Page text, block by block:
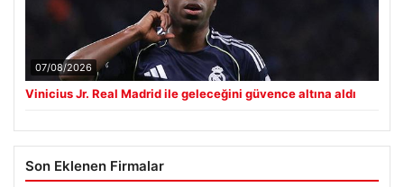
07/08/2026
Vinicius Jr. Real Madrid ile geleceğini güvence altına aldı
Son Eklenen Firmalar